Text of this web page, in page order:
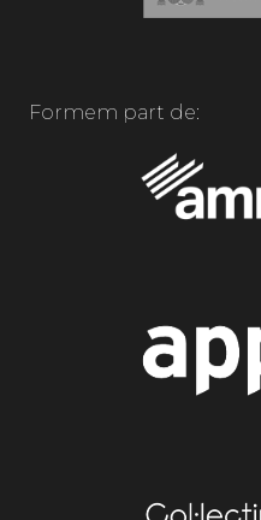
Formem part de: